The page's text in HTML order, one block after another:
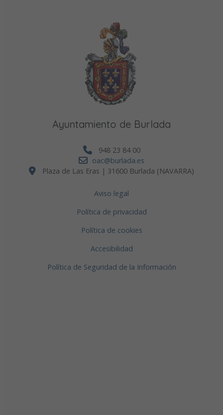
Ayuntamiento de Burlada
948 23 84 00
oac@burlada.es
Plaza de Las Eras | 31600 Burlada (NAVARRA)
Aviso legal
Política de privacidad
Política de cookies
Accesibilidad
Política de Seguridad de la Información